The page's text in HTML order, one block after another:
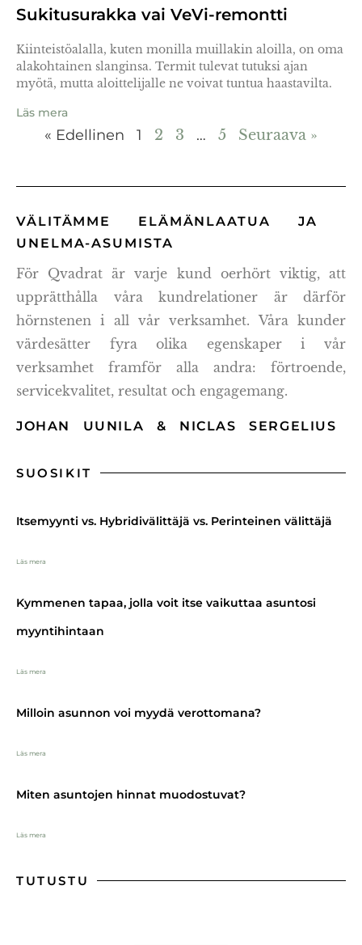
Sukitusurakka vai VeVi-remontti
Kiinteistöalalla, kuten monilla muillakin aloilla, on oma
alakohtainen slanginsa. Termit tulevat tutuksi ajan
myötä, mutta aloittelijalle ne voivat tuntua haastavilta.
Läs mera
« Edellinen 1 2 3 … 5 Seuraava »
VÄLITÄMME ELÄMÄNLAATUA JA
UNELMA-ASUMISTA
För Qvadrat är varje kund oerhört viktig, att
upprätthålla våra kundrelationer är därför
hörnstenen i all vår verksamhet. Våra kunder
värdesätter fyra olika egenskaper i vår
verksamhet framför alla andra: förtroende,
servicekvalitet, resultat och engagemang.
JOHAN UUNILA & NICLAS SERGELIUS
SUOSIKIT
Itsemyynti vs. Hybridivälittäjä vs. Perinteinen välittäjä
Läs mera
Kymmenen tapaa, jolla voit itse vaikuttaa asuntosi
myyntihintaan
Läs mera
Milloin asunnon voi myydä verottomana?
Läs mera
Miten asuntojen hinnat muodostuvat?
Läs mera
TUTUSTU